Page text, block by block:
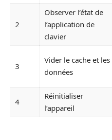
2
Observer l’état de
l’application de
clavier
3
Vider le cache et les
données
4
Réinitialiser
l’appareil